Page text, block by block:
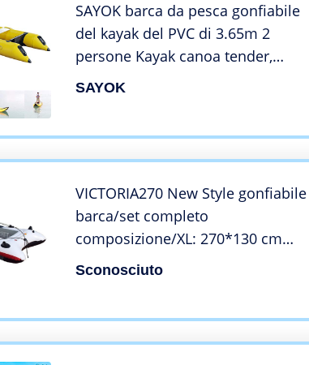
SAYOK barca da pesca gonfiabile
del kayak del PVC di 3.65m 2
persone Kayak canoa tender,
barca a vela gonfiabile dello yacht
SAYOK
VICTORIA270 New Style gonfiabile
barca/set completo
composizione/XL: 270*130 cm
VICTORIA270 Style gonfiabile
Sconosciuto